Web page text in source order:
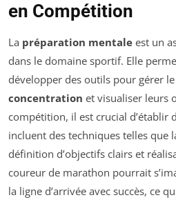
en Compétition
La préparation mentale est un
dans le domaine sportif. Elle
développer des outils pour gérer le
concentration et visualiser leurs
compétition, il est crucial d’établir
incluent des techniques telles que
définition d’objectifs clairs et
coureur de marathon pourrait
la ligne d’arrivée avec succès, ce